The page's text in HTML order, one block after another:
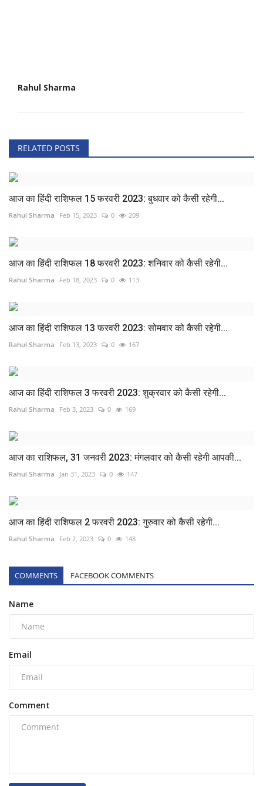
Rahul Sharma
RELATED POSTS
आज का हिंदी राशिफल 15 फरवरी 2023: बुधवार को कैसी रहेगी...
Rahul Sharma Feb 15, 2023 0 209
आज का हिंदी राशिफल 18 फरवरी 2023: शनिवार को कैसी रहेगी...
Rahul Sharma Feb 18, 2023 0 113
आज का हिंदी राशिफल 13 फरवरी 2023: सोमवार को कैसी रहेगी...
Rahul Sharma Feb 13, 2023 0 167
आज का हिंदी राशिफल 3 फरवरी 2023: शुक्रवार को कैसी रहेगी...
Rahul Sharma Feb 3, 2023 0 169
आज का राशिफल, 31 जनवरी 2023: मंगलवार को कैसी रहेगी आपकी...
Rahul Sharma Jan 31, 2023 0 147
आज का हिंदी राशिफल 2 फरवरी 2023: गुरुवार को कैसी रहेगी...
Rahul Sharma Feb 2, 2023 0 148
COMMENTS FACEBOOK COMMENTS
Name
Email
Comment